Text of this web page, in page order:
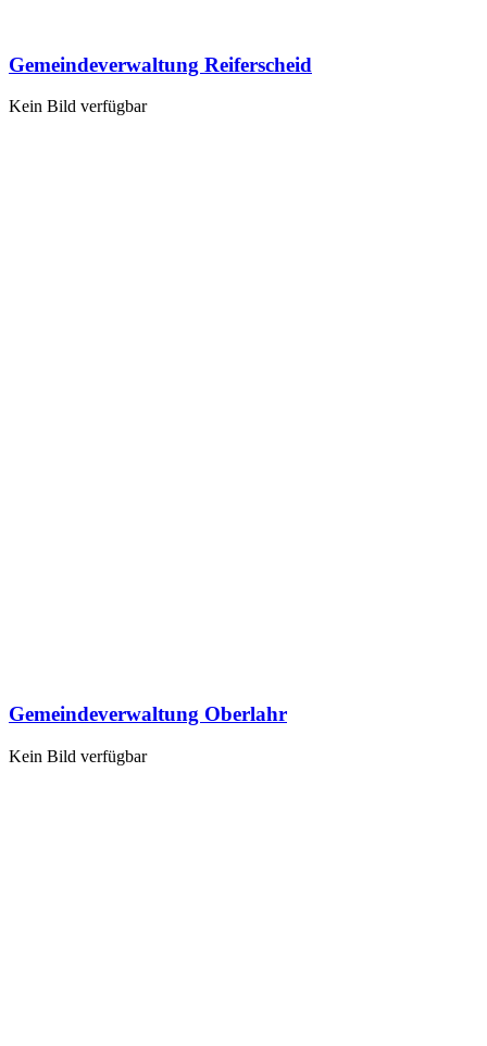
Gemeindeverwaltung Reiferscheid
Kein Bild verfügbar
Gemeindeverwaltung Oberlahr
Kein Bild verfügbar